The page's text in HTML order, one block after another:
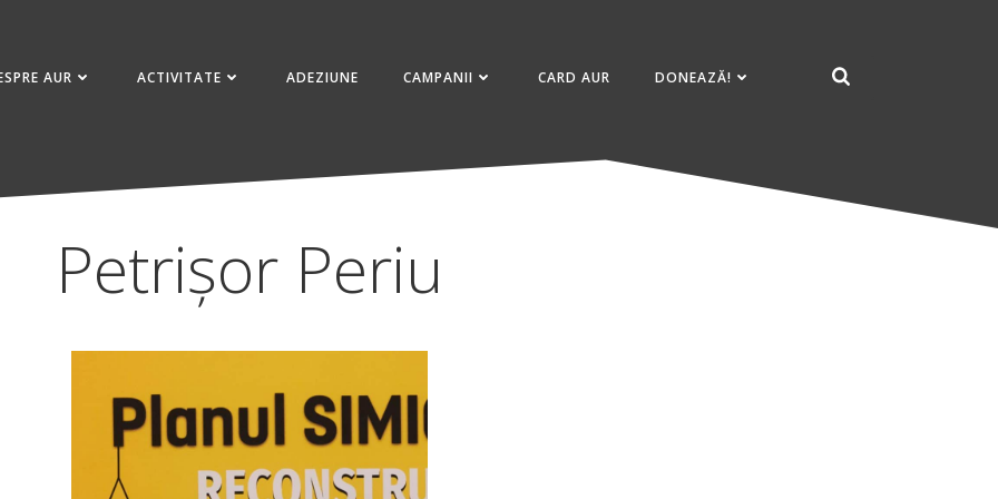
AUR ACTIVITATE ADEZIUNE CAMPANII CARD AUR DONEAZĂ!
Petrișor Periu